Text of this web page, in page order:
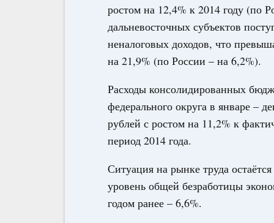
ростом на 12,4% к 2014 году (по
дальневосточных субъектов
неналоговых доходов, что
на 21,9% (по России – на 6,2%).
Расходы консолидированных
федерального округа в январе –
рублей с ростом на 11,2% к
период 2014 года.
Ситуация на рынке труда
уровень общей безработицы
годом ранее – 6,6%.